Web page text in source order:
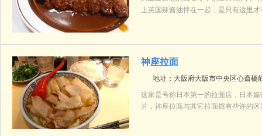
上英国辣酱油拌在一起，是只有这里
神座拉面
地址：大阪府大阪市中央区心斎橋
这家是号称日本第一的拉面店，日本
片，神座拉面与其它拉面馆有些许的